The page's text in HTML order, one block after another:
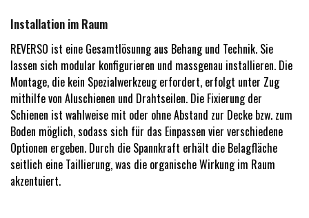
Installation im Raum
REVERSO ist eine Gesamtlösunng aus Behang und Technik. Sie
lassen sich modular konfigurieren und massgenau installieren. Die
Montage, die kein Spezialwerkzeug erfordert, erfolgt unter Zug
mithilfe von Aluschienen und Drahtseilen. Die Fixierung der
Schienen ist wahlweise mit oder ohne Abstand zur Decke bzw. zum
Boden möglich, sodass sich für das Einpassen vier verschiedene
Optionen ergeben. Durch die Spannkraft erhält die Belagfläche
seitlich eine Taillierung, was die organische Wirkung im Raum
akzentuiert.